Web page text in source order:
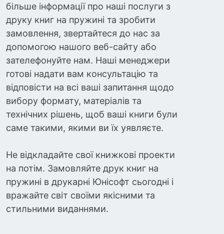
більше інформації про наші послуги з
друку книг на пружині та зробити
замовлення, звертайтеся до нас за
допомогою нашого веб-сайту або
зателефонуйте нам. Наші менеджери
готові надати вам консультацію та
відповісти на всі ваші запитання щодо
вибору формату, матеріалів та
технічних рішень, щоб ваші книги були
саме такими, якими ви їх уявляєте.
Не відкладайте свої книжкові проекти
на потім. Замовляйте друк книг на
пружині в друкарні Юнісофт сьогодні і
вражайте світ своїми якісними та
стильними виданнями.